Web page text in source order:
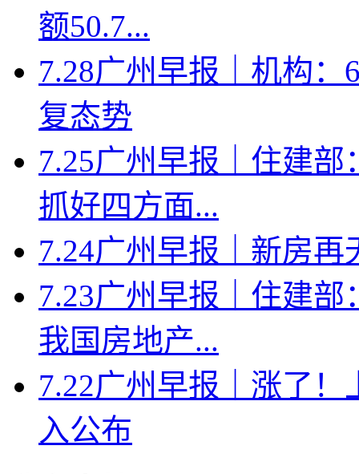
额50.7...
7.28广州早报｜机构
复态势
7.25广州早报｜住建
抓好四方面...
7.24广州早报｜新房再
7.23广州早报｜住建
我国房地产...
7.22广州早报｜涨了
入公布